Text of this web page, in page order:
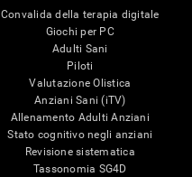
Convalida della terapia digitale
Giochi per PC
Adulti Sani
Piloti
Valutazione Olistica
Anziani Sani (iTV)
Allenamento Adulti Anziani
Stato cognitivo negli anziani
Revisione sistematica
Tassonomia SG4D